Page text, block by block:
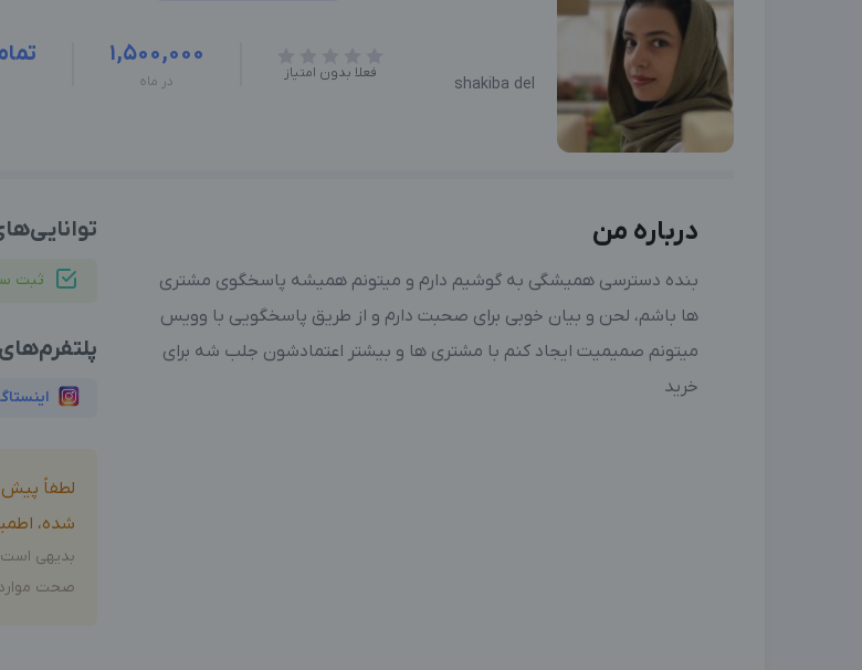
shakiba del
فعلا بدون امتیاز
1,500,000
در ماه
درباره من
بنده دسترسی همیشگی به گوشیم دارم و میتونم همیشه پاسخگوی مشتری
ها باشم، لحن و بیان خوبی برای صحبت دارم و از طریق پاسخگویی با وویس
میتونم صمیمیت ایجاد کنم با مشتری ها و بیشتر اعتمادشون جلب شه برای
خرید
ثبت
لطفاً پیش
شده،
بدیهی است
صحت موارد